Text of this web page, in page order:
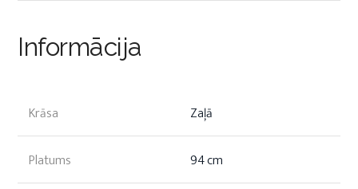
Informācija
Krāsa Zaļā
Platums 94 cm